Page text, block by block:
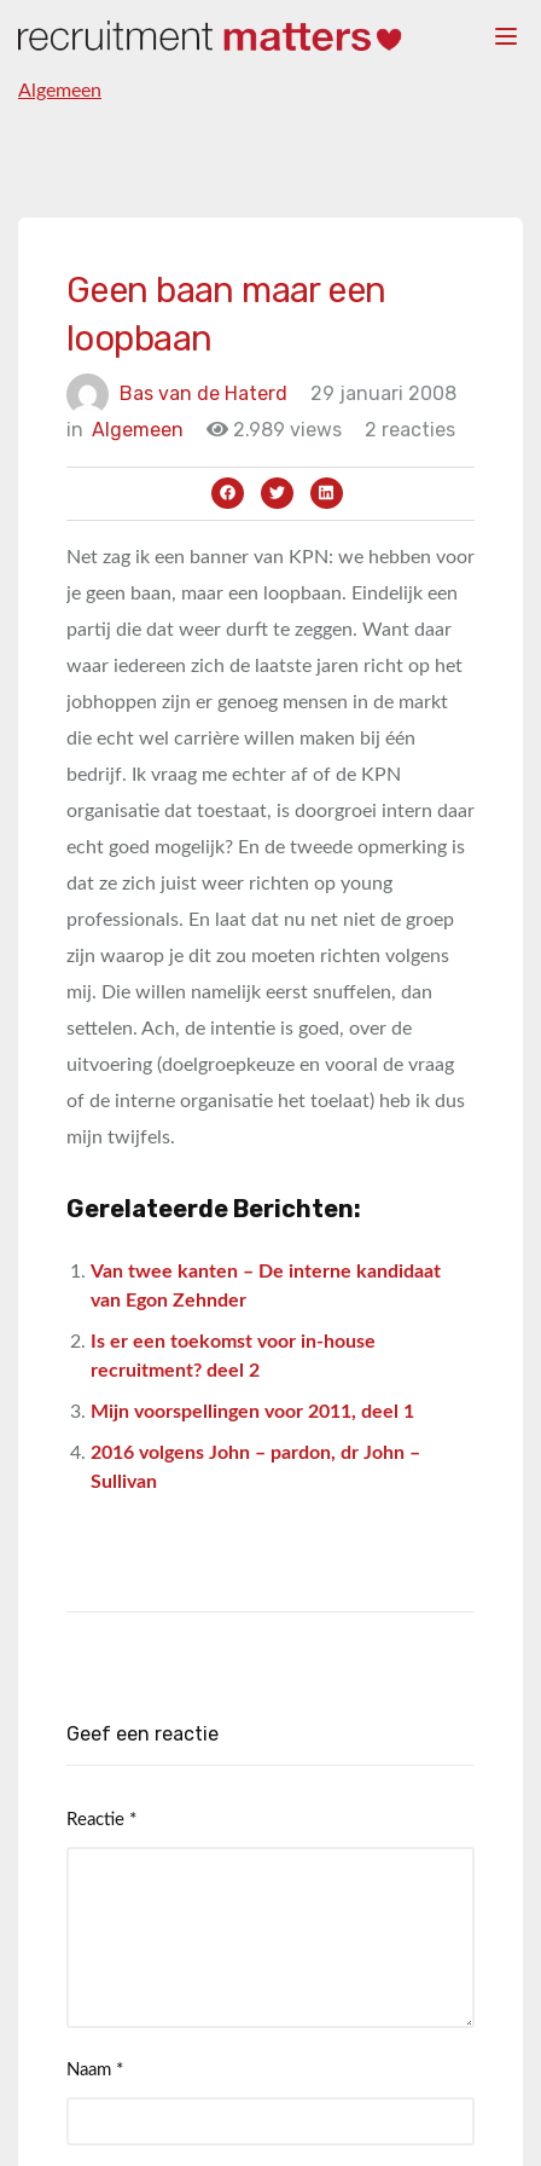
Algemeen
Geen baan maar een
loopbaan
Bas van de Haterd
29 januari 2008
in Algemeen 2.989 views 2 reacties
Net zag ik een banner van KPN: we hebben voor
je geen baan, maar een loopbaan. Eindelijk een
partij die dat weer durft te zeggen. Want daar
waar iedereen zich de laatste jaren richt op het
jobhoppen zijn er genoeg mensen in de markt
die echt wel carrière willen maken bij één
bedrijf. Ik vraag me echter af of de KPN
organisatie dat toestaat, is doorgroei intern daar
echt goed mogelijk? En de tweede opmerking is
dat ze zich juist weer richten op young
professionals. En laat dat nu net niet de groep
zijn waarop je dit zou moeten richten volgens
mij. Die willen namelijk eerst snuffelen, dan
settelen. Ach, de intentie is goed, over de
uitvoering (doelgroepkeuze en vooral de vraag
of de interne organisatie het toelaat) heb ik dus
mijn twijfels.
Gerelateerde Berichten:
Van twee kanten – De interne kandidaat
van Egon Zehnder
Is er een toekomst voor in-house
recruitment? deel 2
Mijn voorspellingen voor 2011, deel 1
2016 volgens John – pardon, dr John –
Sullivan
Geef een reactie
Reactie *
Naam *